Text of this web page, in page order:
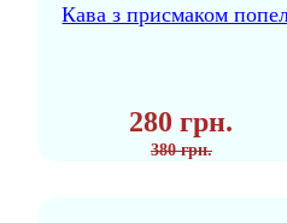
Кава з присмаком
280 грн.
380 грн.